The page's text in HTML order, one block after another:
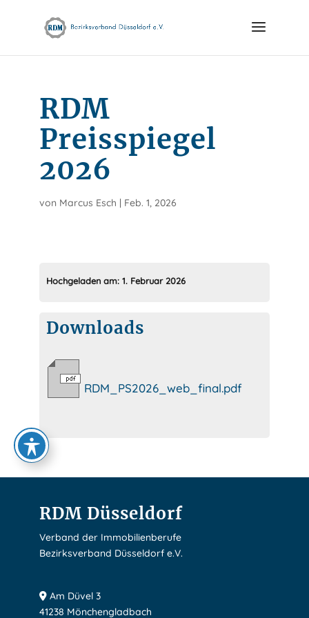
RDM
Preisspiegel
2026
von Marcus Esch | Feb. 1, 2026
Hochgeladen am:1. Februar 2026
Downloads
RDM_PS2026_web_final.pdf
RDM Düsseldorf
Verband der Immobilienberufe
Bezirksverband Düsseldorf e.V.
Am Düvel 3
41238 Mönchengladbach